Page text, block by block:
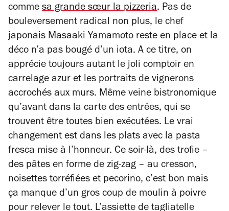
comme sa grande sœur la pizzeria. Pas de
bouleversement radical non plus, le chef
japonais Masaaki Yamamoto reste en place et la
déco n’a pas bougé d’un iota. A ce titre, on
apprécie toujours autant le joli comptoir en
carrelage azur et les portraits de vignerons
accrochés aux murs. Même veine bistronomique
qu’avant dans la carte des entrées, qui se
trouvent être toutes bien exécutées. Le vrai
changement est dans les plats avec la pasta
fresca mise à l’honneur. Ce soir-là, des trofie –
des pâtes en forme de zig-zag – au cresson,
noisettes torréfiées et pecorino, c’est bon mais
ça manque d’un gros coup de moulin à poivre
pour relever le tout. L’assiette de tagliatelle